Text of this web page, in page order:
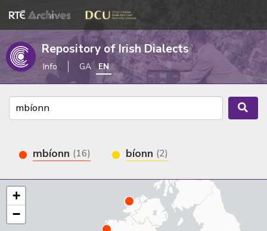
Repository of Irish Dialects
Info GA EN
mbíonn (16) bíonn (2)
+
−